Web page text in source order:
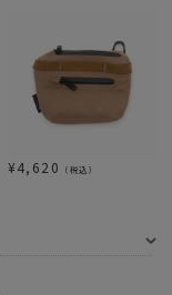
¥4,620 （税込）